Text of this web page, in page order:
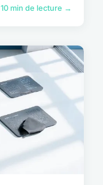
10 min de lecture →